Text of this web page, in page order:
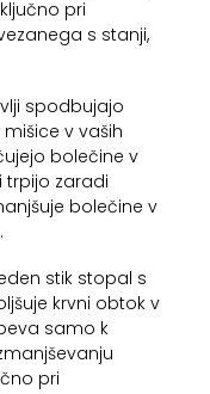
pri
s stanji,
spodbujajo
v vaših
bolečine v
trpijo zaradi
bolečine v
stik stopal s
krvni obtok v
samo k
pri